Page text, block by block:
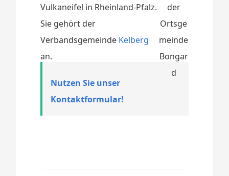
Vulkaneifel in Rheinland-Pfalz.
Sie gehört der
Verbandsgemeinde Kelberg
an.
Nutzen Sie unser
Kontaktformular!